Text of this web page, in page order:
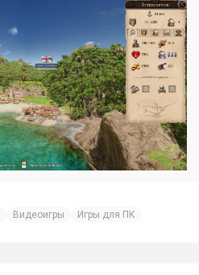
Видеоигры Игры для ПК